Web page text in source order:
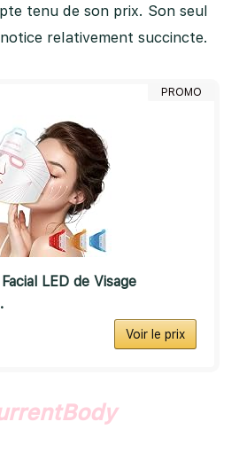
tenu de son prix. Son seul
relativement succincte.
PROMO
LED de Visage
Voir le prix